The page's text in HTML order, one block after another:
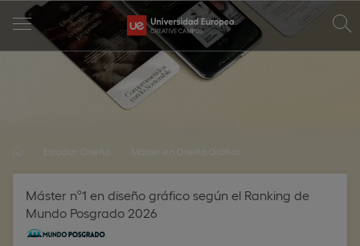
Máster nº1 en diseño gráfico según el Ranking de
Mundo Posgrado 2026
Estudiar Diseño Máster en Diseño Gráfico